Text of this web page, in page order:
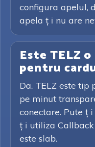
configura apelul,
apela ț i nu are
Este TELZ
pentru
Da. TELZ este tip
pe minut
conectare. Pute ț
ț i utiliza
este slab.